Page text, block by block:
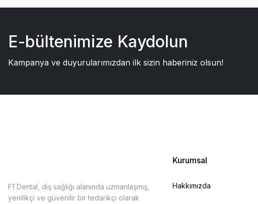
E-bültenimize Kaydolun
Kampanya ve duyurularımızdan ilk sizin haberiniz olsun!
F1 Dental, diş sağlığı alanında uzmanlaşmış,
yenilikçi ve güvenilir bir tedarikçi olarak
Kurumsal
Hakkımızda